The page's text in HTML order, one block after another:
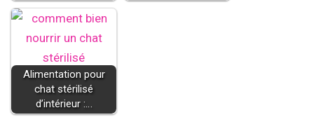
Alimentation pour
chat stérilisé
d’intérieur :…